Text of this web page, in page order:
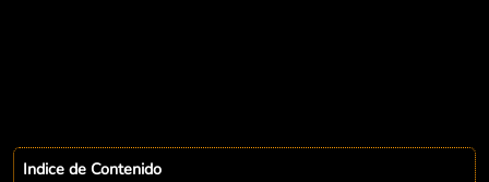
Indice de Contenido